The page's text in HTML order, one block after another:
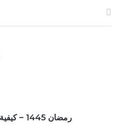
رمضان 1445 – كيفية ثبوت شهر الصوم